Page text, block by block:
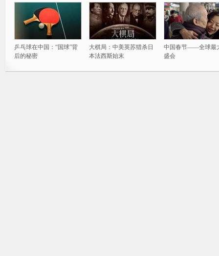
乒乓球在中国：“国球”背
后的秘密
大棋局：中美英苏猎杀日
本法西斯始末
中国春节——全球最
盛会